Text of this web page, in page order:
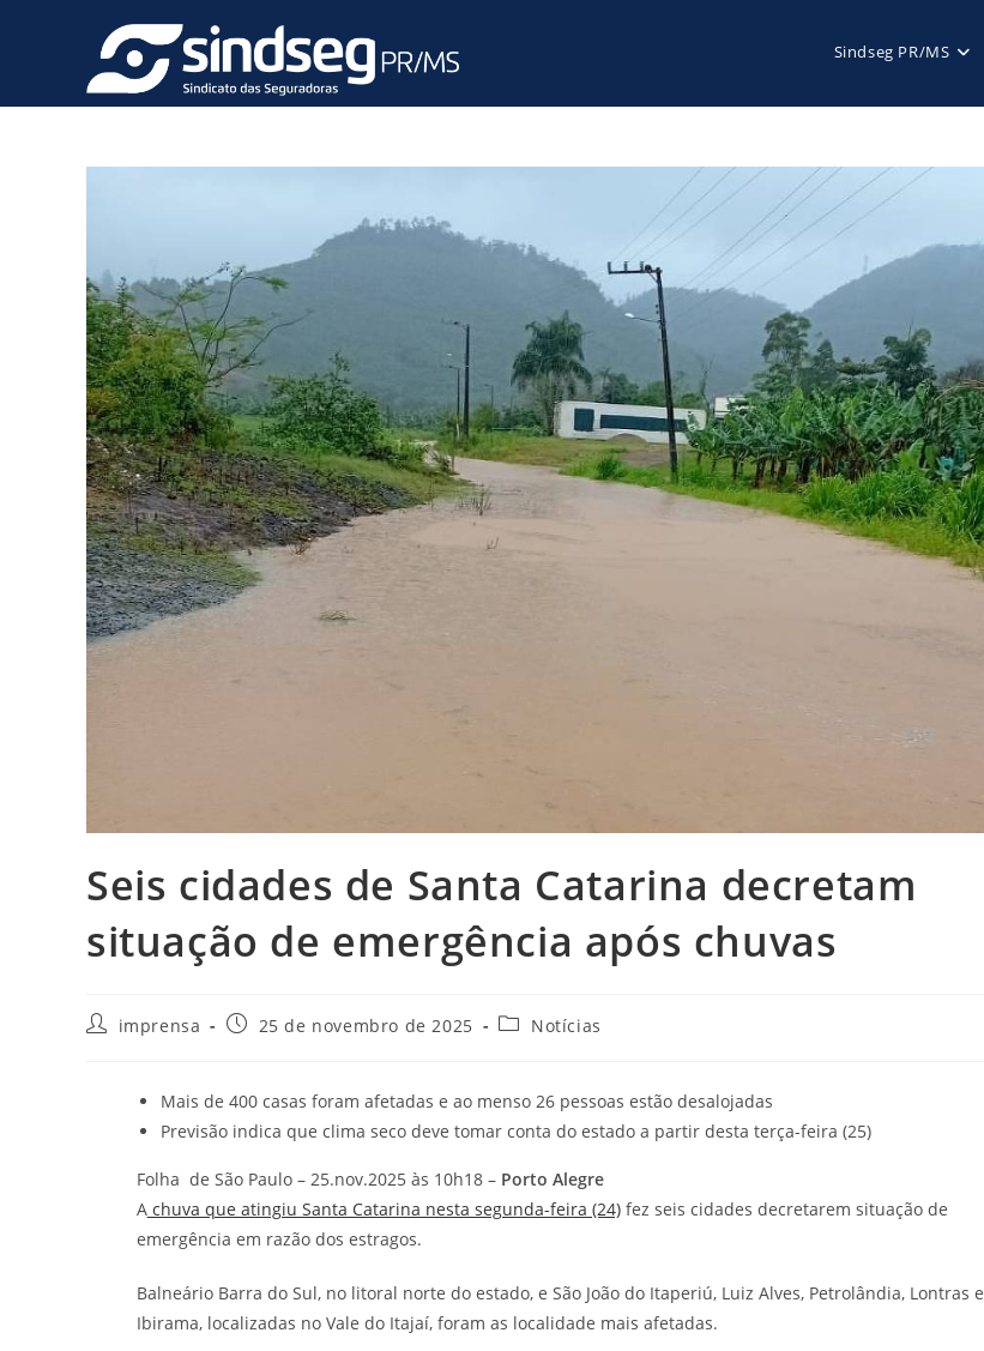
Sindseg PR/MS
Seis cidades de Santa Catarina decretam
situação de emergência após chuvas
imprensa 25 de novembro de 2025 Notícias
Mais de 400 casas foram afetadas e ao menso 26 pessoas estão desalojadas
Previsão indica que clima seco deve tomar conta do estado a partir desta terça-feira (25)
Folha de São Paulo – 25.nov.2025 às 10h18 – Porto Alegre
Achuva que atingiu Santa Catarina nesta segunda-feira (24)fez seis cidades decretarem situação de
emergência em razão dos estragos.
Balneário Barra do Sul, no litoral norte do estado, e São João do Itaperiú, Luiz Alves, Petrolândia, Lontras e
Ibirama, localizadas no Vale do Itajaí, foram as localidade mais afetadas.